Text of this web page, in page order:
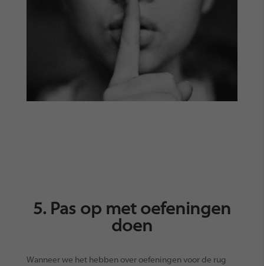
5. Pas op met oefeningen
doen
Wanneer we het hebben over oefeningen voor de rug